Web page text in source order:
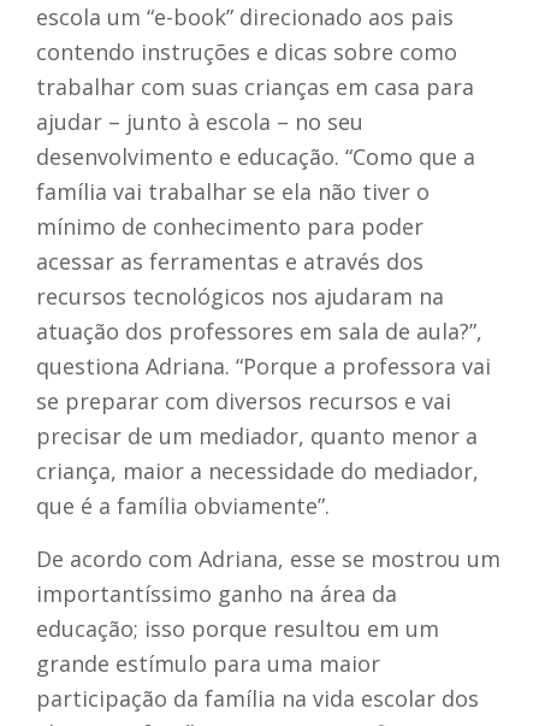
escola um “e-book” direcionado aos pais
contendo instruções e dicas sobre como
trabalhar com suas crianças em casa para
ajudar – junto à escola – no seu
desenvolvimento e educação. “Como que a
família vai trabalhar se ela não tiver o
mínimo de conhecimento para poder
acessar as ferramentas e através dos
recursos tecnológicos nos ajudaram na
atuação dos professores em sala de aula?”,
questiona Adriana. “Porque a professora vai
se preparar com diversos recursos e vai
precisar de um mediador, quanto menor a
criança, maior a necessidade do mediador,
que é a família obviamente”.
De acordo com Adriana, esse se mostrou um
importantíssimo ganho na área da
educação; isso porque resultou em um
grande estímulo para uma maior
participação da família na vida escolar dos